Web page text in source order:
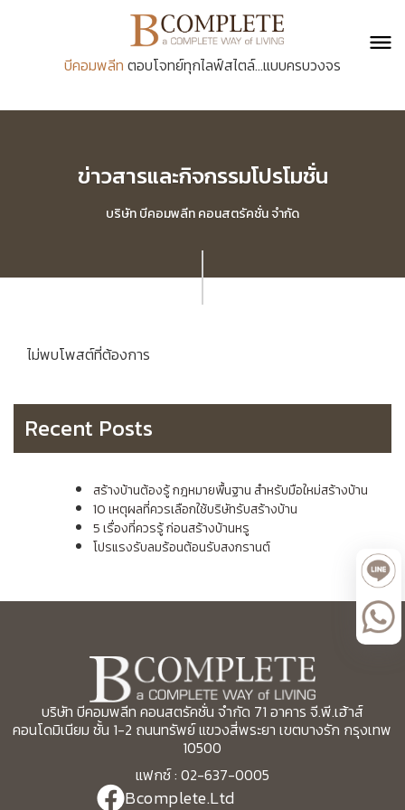
บีคอมพลีท ตอบโจทย์ทุกไลฟ์สไตล์...แบบครบวงจร
ข่าวสารและกิจกรรมโปรโมชั่น
บริษัท บีคอมพลีท คอนสตรัคชั่น จำกัด
ไม่พบโพสต์ที่ต้องการ
Recent Posts
สร้างบ้านต้องรู้ กฎหมายพื้นฐาน สำหรับมือใหม่สร้างบ้าน
10 เหตุผลที่ควรเลือกใช้บริษัทรับสร้างบ้าน
5 เรื่องที่ควรรู้ ก่อนสร้างบ้านหรู
โปรแรงรับลมร้อนต้อนรับสงกรานต์
บริษัท บีคอมพลีท คอนสตรัคชั่น จำกัด 71 อาคาร จี.พี.เฮ้าส์
คอนโดมิเนียม ชั้น 1-2 ถนนทรัพย์ แขวงสี่พระยา เขตบางรัก กรุงเทพ
10500
แฟกซ์ : 02-637-0005
Bcomplete.Ltd